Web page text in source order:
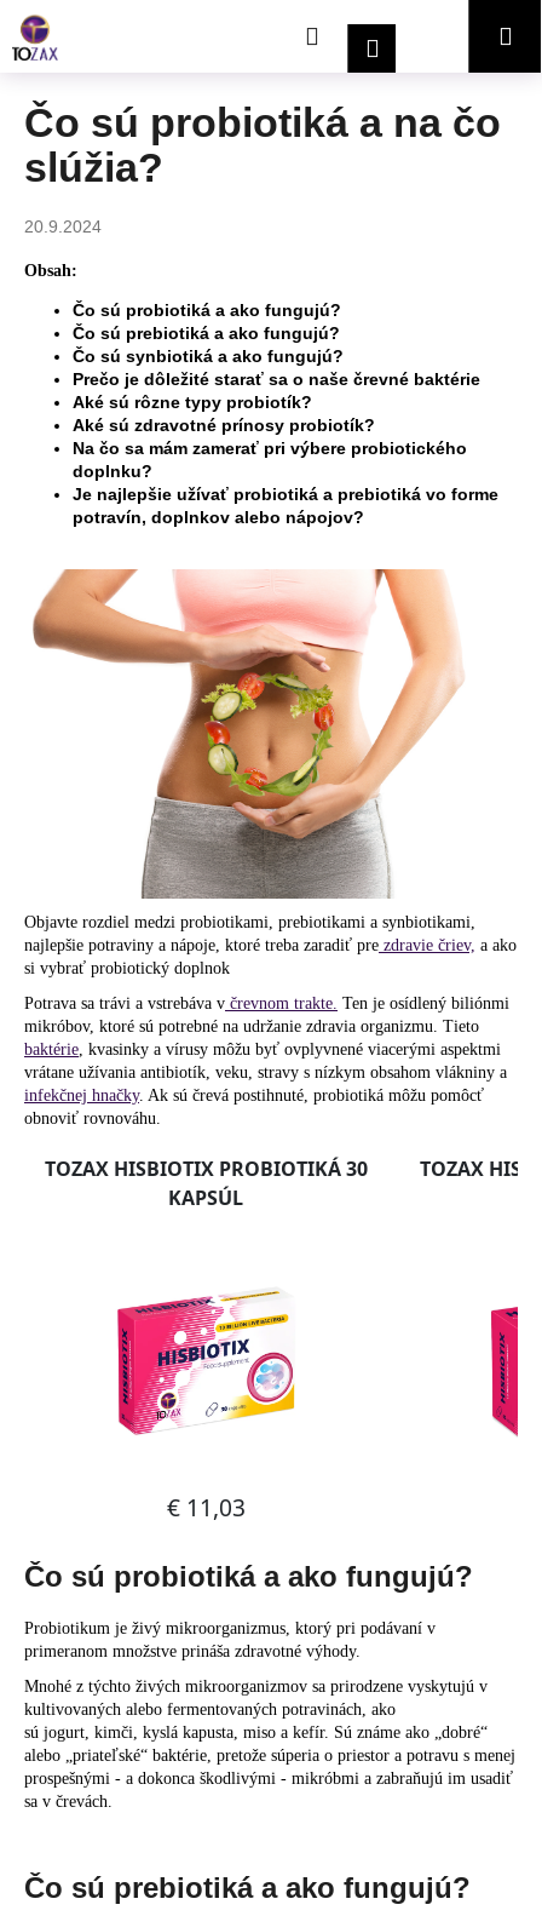
obsah
HľadaťPrihlásenieNákupný
košík
Čo sú probiotiká a na čo
slúžia?
20.9.2024
Obsah:
Čo sú probiotiká a ako fungujú?
Čo sú prebiotiká a ako fungujú?
Čo sú synbiotiká a ako fungujú?
Prečo je dôležité starať sa o naše črevné baktérie
Aké sú rôzne typy probiotík?
Aké sú zdravotné prínosy probiotík?
Na čo sa mám zamerať pri výbere probiotického
doplnku?
Je najlepšie užívať probiotiká a prebiotiká vo forme
potravín, doplnkov alebo nápojov?
Objavte rozdiel medzi probiotikami, prebiotikami a synbiotikami,
najlepšie potraviny a nápoje, ktoré treba zaradiť pre zdravie čriev, a ako
si vybrať probiotický doplnok
Potrava sa trávi a vstrebáva v črevnom trakte. Ten je osídlený biliónmi
mikróbov, ktoré sú potrebné na udržanie zdravia organizmu. Tieto
baktérie , kvasinky a vírusy môžu byť ovplyvnené viacerými aspektmi
vrátane užívania antibiotík, veku, stravy s nízkym obsahom vlákniny a
infekčnej hnačky. Ak sú črevá postihnuté, probiotiká môžu pomôcť
obnoviť rovnováhu.
Čo sú probiotiká a ako fungujú?
Probiotikum je živý mikroorganizmus, ktorý pri podávaní v
primeranom množstve prináša zdravotné výhody.
Mnohé z týchto živých mikroorganizmov sa prirodzene vyskytujú v
kultivovaných alebo fermentovaných potravinách, ako
sú jogurt, kimči, kyslá kapusta, miso a kefír. Sú známe ako „dobré“
alebo „priateľské“ baktérie, pretože súperia o priestor a potravu s menej
prospešnými - a dokonca škodlivými - mikróbmi a zabraňujú im usadiť
sa v črevách.
Čo sú prebiotiká a ako fungujú?
o
Č
o
o
t
s
HĽADAŤ
O
d
p
o
r
ú
č
a